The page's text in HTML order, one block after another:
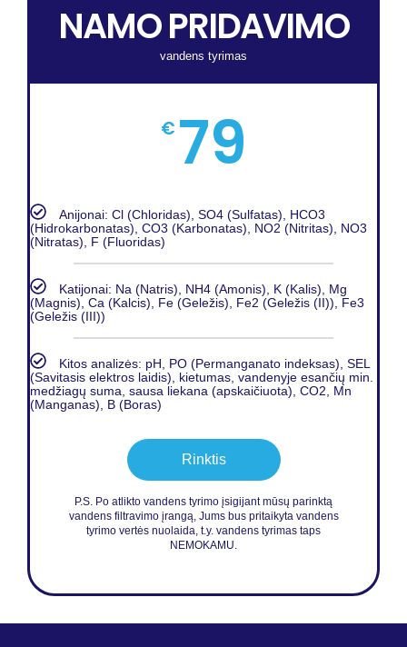
NAMO PRIDAVIMO
vandens tyrimas
€ 79
Anijonai: Cl (Chloridas), SO4 (Sulfatas), HCO3
(Hidrokarbonatas), CO3 (Karbonatas), NO2 (Nitritas), NO3
(Nitratas), F (Fluoridas)
Katijonai: Na (Natris), NH4 (Amonis), K (Kalis), Mg
(Magnis), Ca (Kalcis), Fe (Geležis), Fe2 (Geležis (II)), Fe3
(Geležis (III))
Kitos analizės: pH, PO (Permanganato indeksas), SEL
(Savitasis elektros laidis), kietumas, vandenyje esančių min.
medžiagų suma, sausa liekana (apskaičiuota), CO2, Mn
(Manganas), B (Boras)
Rinktis
P.S. Po atlikto vandens tyrimo įsigijant mūsų parinktą
vandens filtravimo įrangą, Jums bus pritaikyta vandens
tyrimo vertės nuolaida, t.y. vandens tyrimas taps
NEMOKAMU.